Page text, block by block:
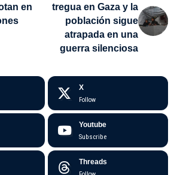
en
tregua en Gaza y la
población sigue
atrapada en una
guerra silenciosa
X
Follow
Youtube
Subscribe
Threads